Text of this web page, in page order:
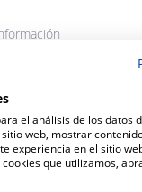
el análisis de los datos
web, mostrar
experiencia en el sitio
que utilizamos,